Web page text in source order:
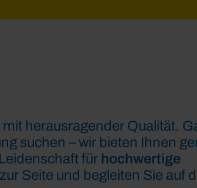
herausragender Qualität.
suchen – wir bieten Ihnen
für hochwertige
zur Seite und begleiten Sie auf